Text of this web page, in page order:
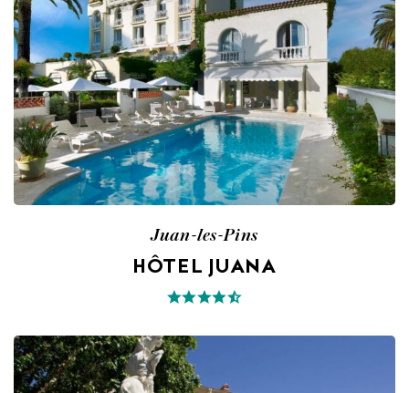
Juan-les-Pins
HÔTEL JUANA